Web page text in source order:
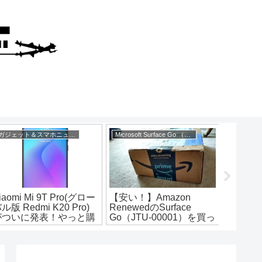
ガジェット＆スマホニュース
Mi 9T Pro(グロー
ル版 Redmi K20 Pro)
ついに発表！やっと購
できるように
Microsoft Surface Go （JTS-00001）
【安い！】Amazon
RenewedのSurface
Go（JTU-00001）を買っ
てみました。開封～動作